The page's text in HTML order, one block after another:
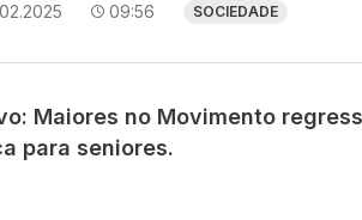
09:56 SOCIEDADE
Maiores no Movimento
para seniores.